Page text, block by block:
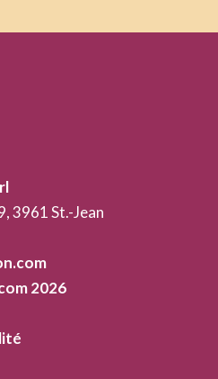
3961 St.-Jean
2026